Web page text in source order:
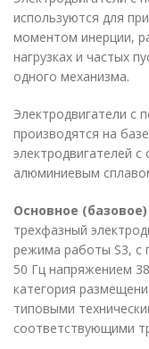
используются для
моментом инерции,
нагрузках и частых
одного механизма.
Электродвигатели с
производятся на
электродвигателей
алюминиевым
Основное
трехфазный
режима работы S3, с
50 Гц напряжением
категория
типовыми
соответствующими